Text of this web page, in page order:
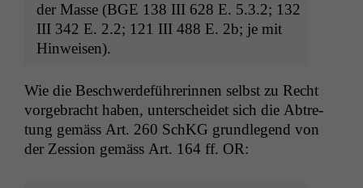
der Masse (BGE 138 III 628 E. 5.3.2; 132
III 342 E. 2.2; 121 III 488 E. 2b; je mit
Hinweisen).
Wie die Beschw­erde­führerin­nen selb­st zu Recht
vorge­bracht haben, unter­schei­det sich die Abtre­
tung gemäss Art. 260 SchKG grundle­gend von
der Zes­sion gemäss Art. 164 ff. OR: